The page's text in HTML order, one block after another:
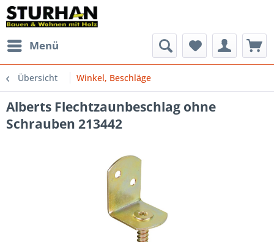
Menü
Übersicht Winkel, Beschläge
Alberts Flechtzaunbeschlag ohne
Schrauben 213442